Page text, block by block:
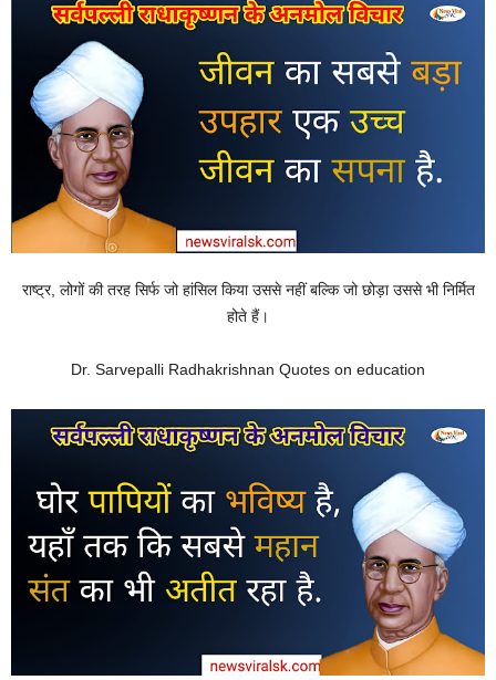
राष्ट्र, लोगों की तरह सिर्फ जो हांसिल किया उससे नहीं बल्कि जो छोड़ा उससे भी निर्मित
होते हैं।
Dr. Sarvepalli Radhakrishnan Quotes on education